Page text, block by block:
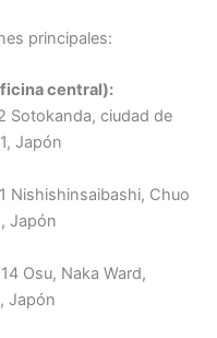
principales:
central):
Sotokanda, ciudad de
Japón
Nishishinsaibashi, Chuo
Japón
Osu, Naka Ward,
Japón